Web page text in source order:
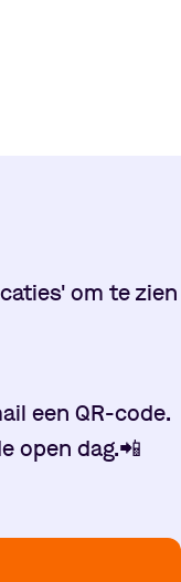
om te zien
een QR-code.
open dag.📲